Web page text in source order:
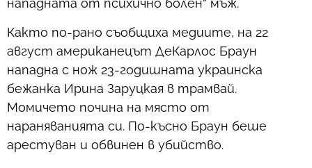
нападната от психично болен“ мъж.
Както по-рано съобщиха медиите, на 22
август американецът ДеКарлос Браун
нападна с нож 23-годишната украинска
бежанка Ирина Заруцкая в трамвай.
Момичето почина на място от
нараняванията си. По-късно Браун беше
арестуван и обвинен в убийство.